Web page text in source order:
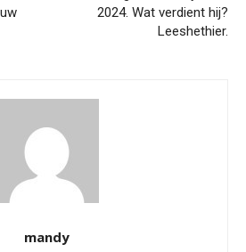
2024. Wat verdient hij?
Leeshethier.
mandy